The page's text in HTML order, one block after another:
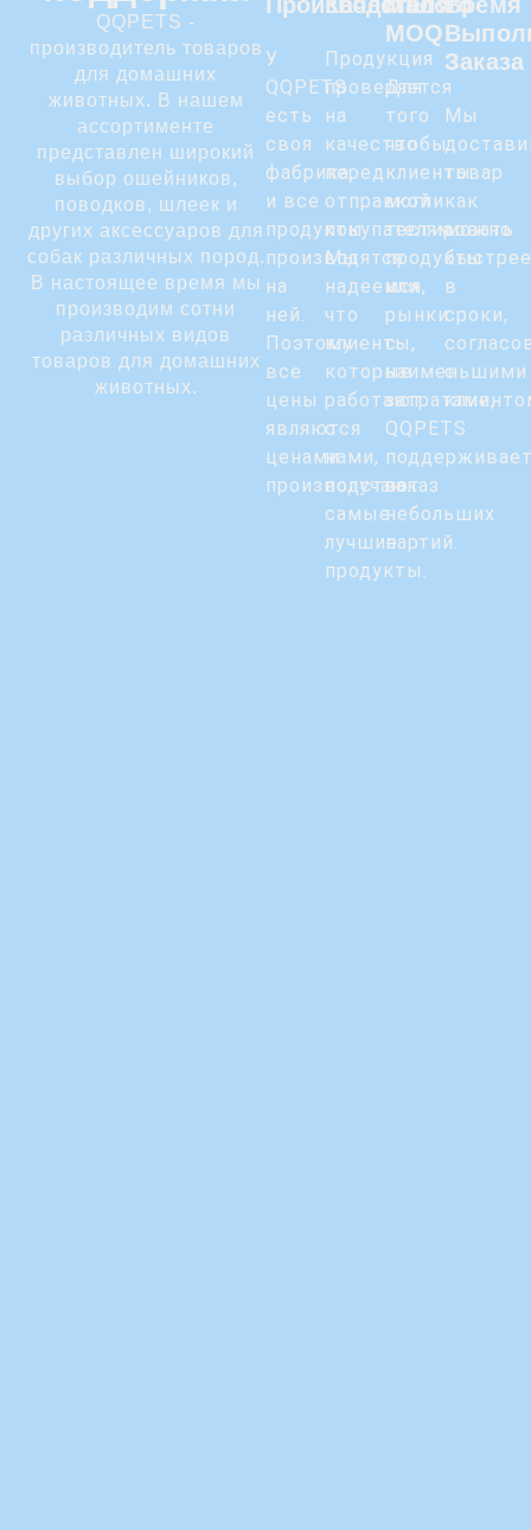
QQPETS -
производитель товаров
для домашних
животных. В нашем
ассортименте
представлен широкий
выбор ошейников,
поводков, шлеек и
других аксессуаров для
собак различных пород.
В настоящее время мы
производим сотни
различных видов
товаров для домашних
животных.
У
QQPETS
есть
своя
фабрика,
и все
продукты
производятся
на
ней.
Поэтому
все
цены
являются
ценами
производства.
Продукция
проверяется
на
качество
перед
отправкой
покупателям.
Мы
надеемся,
что
клиенты,
которые
работают
с
нами,
получают
самые
лучшие
продукты.
MOQ
Для
того
чтобы
клиенты
могли
тестировать
продукты
или
рынки
с
наименьшими
затратами,
QQPETS
заказ
небольших
партий.
Заказа
Мы
товар
как
можно
в
сроки,
с